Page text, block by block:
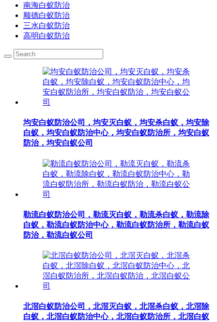
南海白蚁防治
顺德白蚁防治
三水白蚁防治
高明白蚁防治
均安白蚁防治公司，均安灭白蚁，均安杀白蚁，均安除
白蚁，均安白蚁防治中心，均安白蚁防治所，均安白蚁
防治，均安白蚁公司
勒流白蚁防治公司，勒流灭白蚁，勒流杀白蚁，勒流除
白蚁，勒流白蚁防治中心，勒流白蚁防治所，勒流白蚁
防治，勒流白蚁公司
北滘白蚁防治公司，北滘灭白蚁，北滘杀白蚁，北滘除
白蚁，北滘白蚁防治中心，北滘白蚁防治所，北滘白蚁